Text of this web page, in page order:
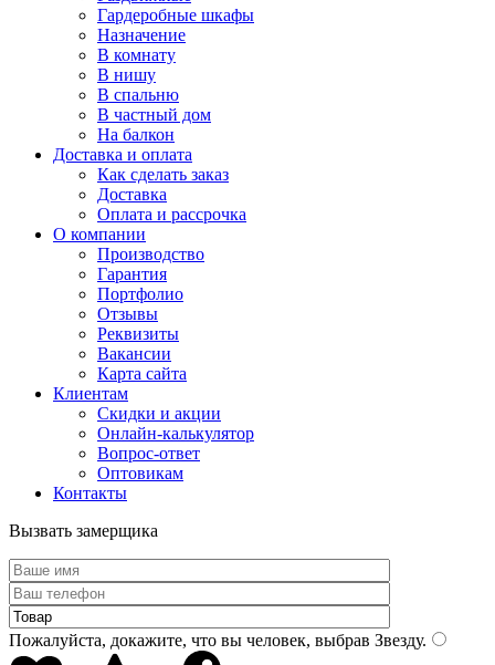
Гардеробные шкафы
Назначение
В комнату
В нишу
В спальню
В частный дом
На балкон
Доставка и оплата
Как сделать заказ
Доставка
Оплата и рассрочка
О компании
Производство
Гарантия
Портфолио
Отзывы
Реквизиты
Вакансии
Карта сайта
Клиентам
Скидки и акции
Онлайн-калькулятор
Вопрос-ответ
Оптовикам
Контакты
Вызвать замерщика
Пожалуйста, докажите, что вы человек, выбрав Звезду.